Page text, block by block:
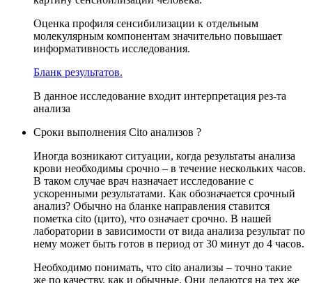
Оценка профиля сенсибилизации к отдельным
молекулярным компонентам значительно повышает
информативность исследования.
Бланк результатов.
В данное исследование входит интерпретация рез-та
анализа
Сроки выполнения Cito анализов ?
Иногда возникают ситуации, когда результаты анализа
крови необходимы срочно – в течение нескольких часов.
В таком случае врач назначает исследование с
ускоренными результатами. Как обозначается срочный
анализ? Обычно на бланке направления ставится
пометка cito (цито), что означает срочно. В нашей
лаборатории в зависимости от вида анализа результат по
нему может быть готов в период от 30 минут до 4 часов.
Необходимо понимать, что cito анализы – точно такие
же по качеству, как и обычные. Они делаются на тех же